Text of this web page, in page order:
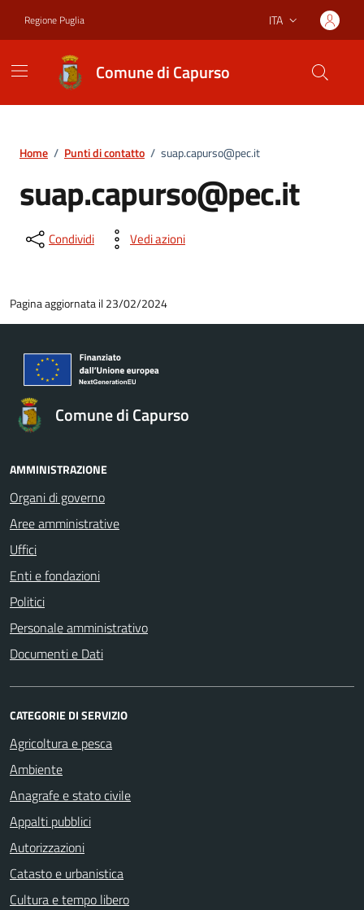
Regione Puglia Lingua attiva:
ITA
Comune di Capurso
Home / Punti di contatto / suap.capurso@pec.it
suap.capurso@pec.it
Condividi Vedi azioni
Pagina aggiornata il 23/02/2024
Comune di Capurso
AMMINISTRAZIONE
Organi di governo
Aree amministrative
Uffici
Enti e fondazioni
Politici
Personale amministrativo
Documenti e Dati
CATEGORIE DI SERVIZIO
Agricoltura e pesca
Ambiente
Anagrafe e stato civile
Appalti pubblici
Autorizzazioni
Catasto e urbanistica
Cultura e tempo libero